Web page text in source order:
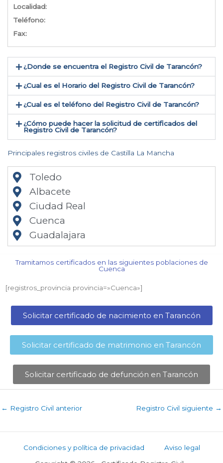
Localidad:
Teléfono:
Fax:
¿Donde se encuentra el Registro Civil de Tarancón​?
¿Cual es el Horario del Registro Civil de Tarancón?
¿Cual es el teléfono del Registro Civil de Tarancón​?
¿Cómo puede hacer la solicitud de certificados del
Registro Civil de Tarancón​?
Principales registros civiles de Castilla La Mancha
Toledo
Albacete
Ciudad Real
Cuenca
Guadalajara
Tramitamos certificados en las siguientes poblaciones de
Cuenca​
[registros_provincia provincia=»Cuenca​»]
Solicitar certificado de nacimiento en Tarancón​
Solicitar certificado de matrimonio en Tarancón​
Solicitar certificado de defunción en Tarancón​
← Registro Civil anterior Registro Civil siguiente →
Condiciones y política de privacidad
Aviso legal